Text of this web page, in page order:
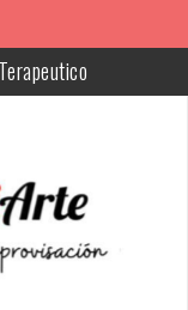
PrincipiArte
DE
ESFINGE